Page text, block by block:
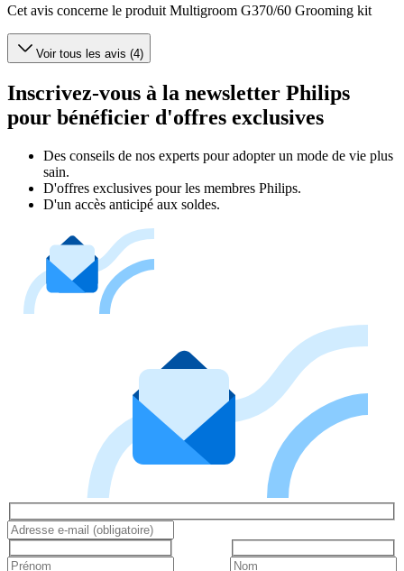
Cet avis concerne le produit Multigroom G370/60 Grooming kit
Voir tous les avis (4)
Inscrivez-vous à la newsletter Philips
pour bénéficier d'offres exclusives
Des conseils de nos experts pour adopter un mode de vie plus
sain.
D'offres exclusives pour les membres Philips.
D'un accès anticipé aux soldes.